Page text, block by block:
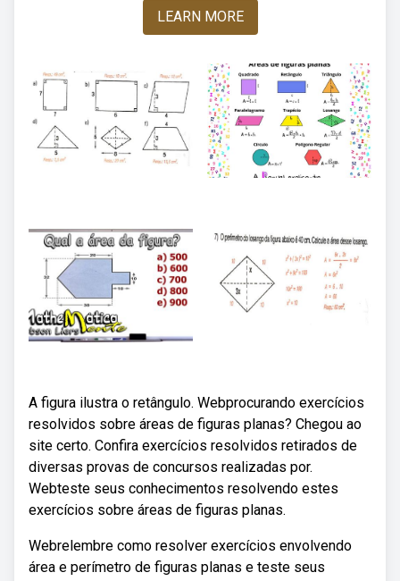
LEARN MORE
A figura ilustra o retângulo. Webprocurando exercícios
resolvidos sobre áreas de figuras planas? Chegou ao
site certo. Confira exercícios resolvidos retirados de
diversas provas de concursos realizadas por.
Webteste seus conhecimentos resolvendo estes
exercícios sobre áreas de figuras planas.
Webrelembre como resolver exercícios envolvendo
área e perímetro de figuras planas e teste seus